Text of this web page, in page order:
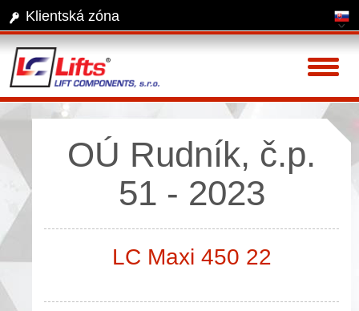
Klientská zóna
OÚ Rudník, č.p.
51 - 2023
LC Maxi 450 22